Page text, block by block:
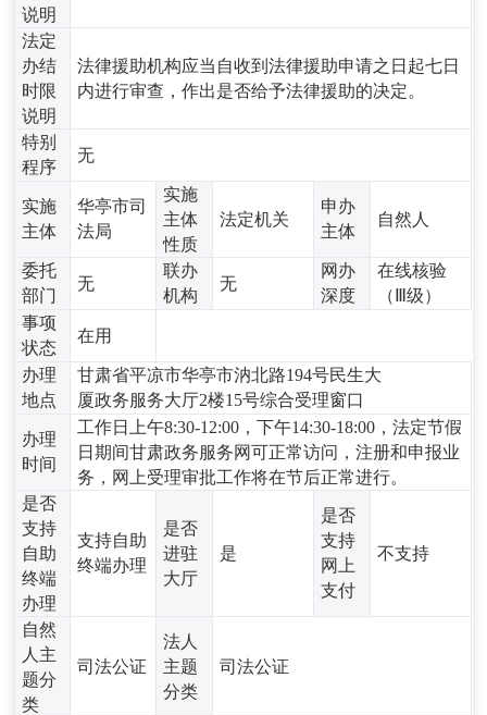
说明
法定
办结
时限
说明
法律援助机构应当自收到法律援助申请之日起七日
内进行审查，作出是否给予法律援助的决定。
特别
程序
无
实施
主体
华亭市司
法局
实施
主体
性质
法定机关
申办
主体
自然人
委托
部门
无
联办
机构
无
网办
深度
在线核验
（Ⅲ级）
事项
状态
在用
办理
地点
甘肃省平凉市华亭市汭北路194号民生大
厦政务服务大厅2楼15号综合受理窗口
办理
时间
工作日上午8:30-12:00，下午14:30-18:00，法定节假
日期间甘肃政务服务网可正常访问，注册和申报业
务，网上受理审批工作将在节后正常进行。
是否
支持
自助
终端
办理
支持自助
终端办理
是否
进驻
大厅
是
是否
支持
网上
支付
不支持
自然
人主
题分
类
司法公证
法人
主题
分类
司法公证